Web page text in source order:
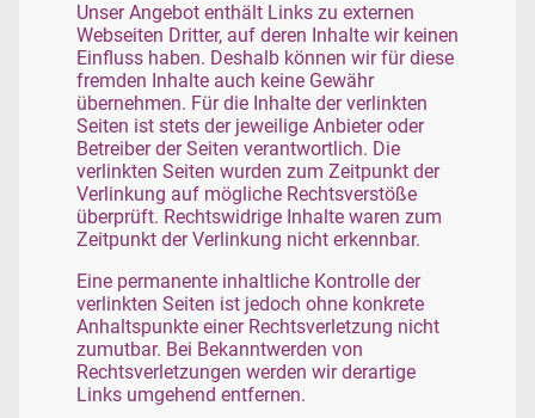
Unser Angebot enthält Links zu externen
Webseiten Dritter, auf deren Inhalte wir keinen
Einfluss haben. Deshalb können wir für diese
fremden Inhalte auch keine Gewähr
übernehmen. Für die Inhalte der verlinkten
Seiten ist stets der jeweilige Anbieter oder
Betreiber der Seiten verantwortlich. Die
verlinkten Seiten wurden zum Zeitpunkt der
Verlinkung auf mögliche Rechtsverstöße
überprüft. Rechtswidrige Inhalte waren zum
Zeitpunkt der Verlinkung nicht erkennbar.
Eine permanente inhaltliche Kontrolle der
verlinkten Seiten ist jedoch ohne konkrete
Anhaltspunkte einer Rechtsverletzung nicht
zumutbar. Bei Bekanntwerden von
Rechtsverletzungen werden wir derartige
Links umgehend entfernen.